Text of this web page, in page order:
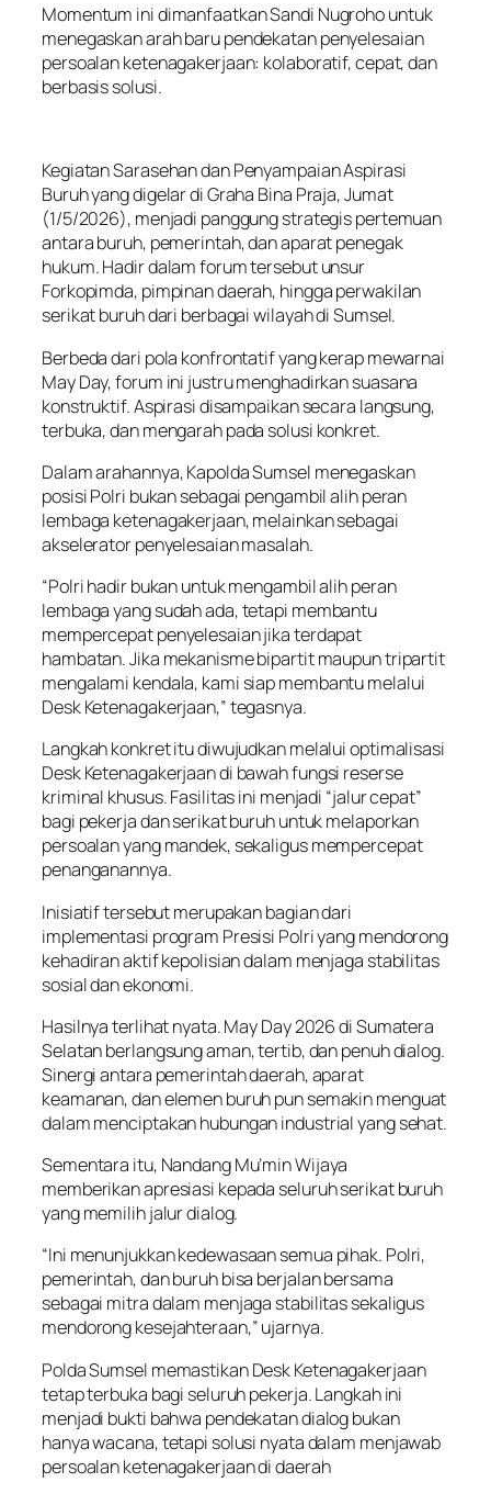
Momentum ini dimanfaatkan Sandi Nugroho untuk
menegaskan arah baru pendekatan penyelesaian
persoalan ketenagakerjaan: kolaboratif, cepat, dan
berbasis solusi.
Kegiatan Sarasehan dan Penyampaian Aspirasi
Buruh yang digelar di Graha Bina Praja, Jumat
(1/5/2026), menjadi panggung strategis pertemuan
antara buruh, pemerintah, dan aparat penegak
hukum. Hadir dalam forum tersebut unsur
Forkopimda, pimpinan daerah, hingga perwakilan
serikat buruh dari berbagai wilayah di Sumsel.
Berbeda dari pola konfrontatif yang kerap mewarnai
May Day, forum ini justru menghadirkan suasana
konstruktif. Aspirasi disampaikan secara langsung,
terbuka, dan mengarah pada solusi konkret.
Dalam arahannya, Kapolda Sumsel menegaskan
posisi Polri bukan sebagai pengambil alih peran
lembaga ketenagakerjaan, melainkan sebagai
akselerator penyelesaian masalah.
“Polri hadir bukan untuk mengambil alih peran
lembaga yang sudah ada, tetapi membantu
mempercepat penyelesaian jika terdapat
hambatan. Jika mekanisme bipartit maupun tripartit
mengalami kendala, kami siap membantu melalui
Desk Ketenagakerjaan,” tegasnya.
Langkah konkret itu diwujudkan melalui optimalisasi
Desk Ketenagakerjaan di bawah fungsi reserse
kriminal khusus. Fasilitas ini menjadi “jalur cepat”
bagi pekerja dan serikat buruh untuk melaporkan
persoalan yang mandek, sekaligus mempercepat
penanganannya.
Inisiatif tersebut merupakan bagian dari
implementasi program Presisi Polri yang mendorong
kehadiran aktif kepolisian dalam menjaga stabilitas
sosial dan ekonomi.
Hasilnya terlihat nyata. May Day 2026 di Sumatera
Selatan berlangsung aman, tertib, dan penuh dialog.
Sinergi antara pemerintah daerah, aparat
keamanan, dan elemen buruh pun semakin menguat
dalam menciptakan hubungan industrial yang sehat.
Sementara itu, Nandang Mu’min Wijaya
memberikan apresiasi kepada seluruh serikat buruh
yang memilih jalur dialog.
“Ini menunjukkan kedewasaan semua pihak. Polri,
pemerintah, dan buruh bisa berjalan bersama
sebagai mitra dalam menjaga stabilitas sekaligus
mendorong kesejahteraan,” ujarnya.
Polda Sumsel memastikan Desk Ketenagakerjaan
tetap terbuka bagi seluruh pekerja. Langkah ini
menjadi bukti bahwa pendekatan dialog bukan
hanya wacana, tetapi solusi nyata dalam menjawab
persoalan ketenagakerjaan di daerah